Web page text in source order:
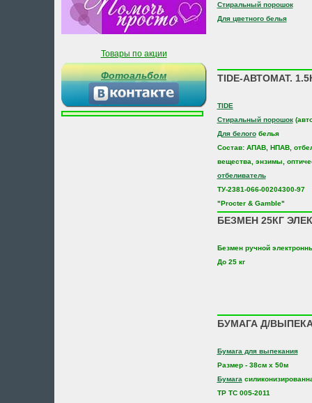
Товары по акции
Фотоальбом
Стиральный порошок
Для цветного белья
TIDE-АВТОМАТ.
TIDE
Стиральный порошок
Для белогобелья
Состав: АПАВ, НПАВ,
вещества, энзимы,
отбеливатель
ТУ-2381-066-00204300-97
"Procter & Gamble"
БЕЗМЕН 25КГ
Безмен ручной
До 25 кг
БУМАГА Д/
Бумага для выпекания
Размер - 38см х 50м
Бумага
TP TC 005-2011